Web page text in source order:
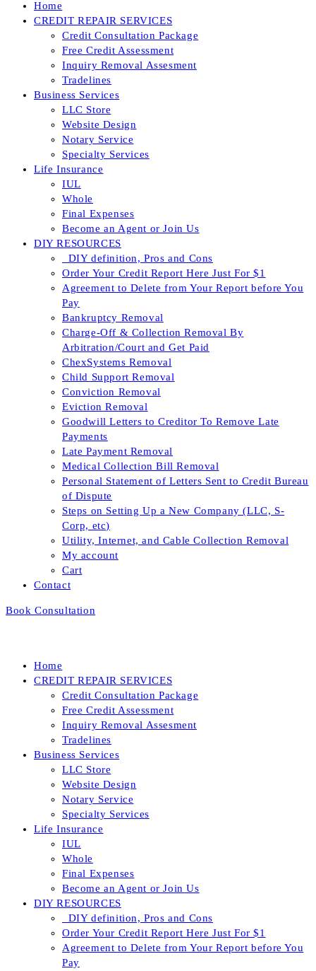
Home
CREDIT REPAIR SERVICES
Credit Consultation Package
Free Credit Assessment
Inquiry Removal Assesment
Tradelines
Business Services
LLC Store
Website Design
Notary Service
Specialty Services
Life Insurance
IUL
Whole
Final Expenses
Become an Agent or Join Us
DIY RESOURCES
_DIY definition, Pros and Cons
Order Your Credit Report Here Just For $1
Agreement to Delete from Your Report before You
Pay
Bankruptcy Removal
Charge-Off & Collection Removal By
Arbitration/Court and Get Paid
ChexSystems Removal
Child Support Removal
Conviction Removal
Eviction Removal
Goodwill Letters to Creditor To Remove Late
Payments
Late Payment Removal
Medical Collection Bill Removal
Personal Statement of Letters Sent to Credit Bureau
of Dispute
Steps on Setting Up a New Company (LLC, S-
Corp, etc)
Utility, Internet, and Cable Collection Removal
My account
Cart
Contact
Book Consultation
Home
CREDIT REPAIR SERVICES
Credit Consultation Package
Free Credit Assessment
Inquiry Removal Assesment
Tradelines
Business Services
LLC Store
Website Design
Notary Service
Specialty Services
Life Insurance
IUL
Whole
Final Expenses
Become an Agent or Join Us
DIY RESOURCES
_DIY definition, Pros and Cons
Order Your Credit Report Here Just For $1
Agreement to Delete from Your Report before You
Pay